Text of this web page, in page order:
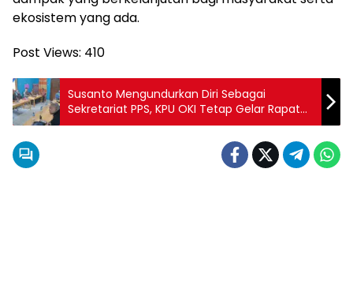
ekosistem yang ada.
Post Views: 410
Susanto Mengundurkan Diri Sebagai
Sekretariat PPS, KPU OKI Tetap Gelar Rapat
Pleno